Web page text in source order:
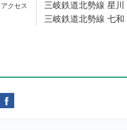
三岐鉄道北勢線 星川
三岐鉄道北勢線 七和